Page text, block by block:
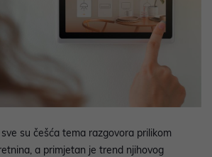
su češća tema razgovora prilikom
a primjetan je trend njihovog